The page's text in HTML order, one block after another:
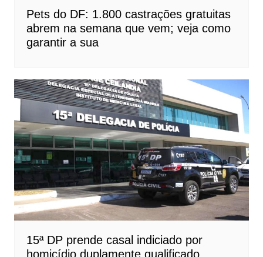
Pets do DF: 1.800 castrações gratuitas
abrem na semana que vem; veja como
garantir a sua
15ª DP prende casal indiciado por
homicídio duplamente qualificado